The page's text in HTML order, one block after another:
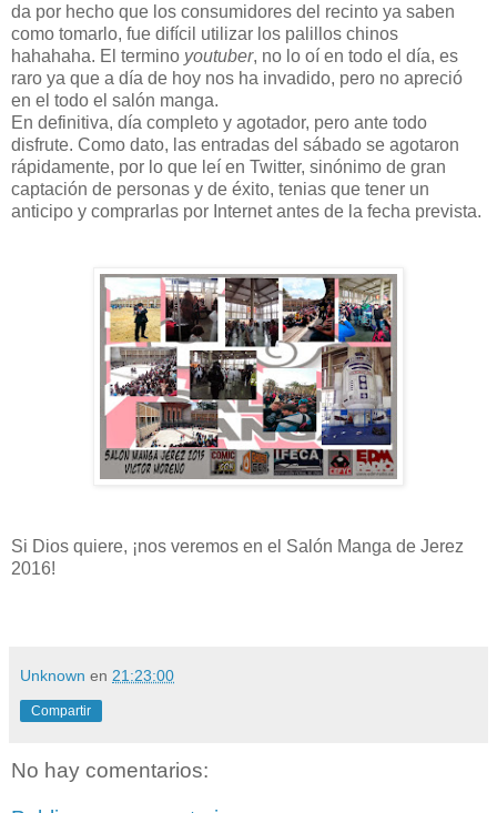
da por hecho que los consumidores del recinto ya saben
como tomarlo, fue difícil utilizar los palillos chinos
hahahaha. El termino youtuber, no lo oí en todo el día, es
raro ya que a día de hoy nos ha invadido, pero no apreció
en el todo el salón manga.
En definitiva, día completo y agotador, pero ante todo
disfrute. Como dato, las entradas del sábado se agotaron
rápidamente, por lo que leí en Twitter, sinónimo de gran
captación de personas y de éxito, tenias que tener un
anticipo y comprarlas por Internet antes de la fecha prevista.
Si Dios quiere, ¡nos veremos en el Salón Manga de Jerez
2016!
Unknown en 21:23:00
Compartir
No hay comentarios: